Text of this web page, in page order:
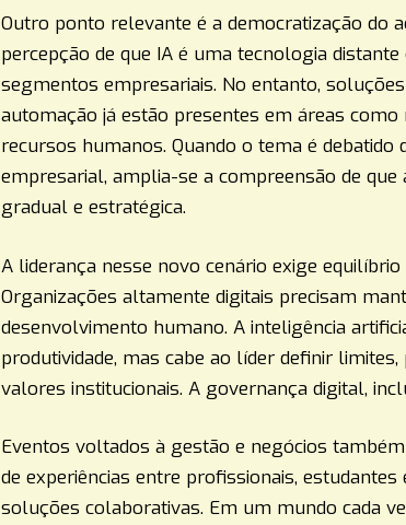
Outro ponto relevante é a democratização do
percepção de que IA é uma tecnologia
segmentos empresariais. No entanto,
automação já estão presentes em áreas
recursos humanos. Quando o tema é
empresarial, amplia-se a compreensão de
gradual e estratégica.
A liderança nesse novo cenário exige
Organizações altamente digitais precisam
desenvolvimento humano. A inteligência
produtividade, mas cabe ao líder definir
valores institucionais. A governança digital,
Eventos voltados à gestão e negócios
de experiências entre profissionais,
soluções colaborativas. Em um mundo cada